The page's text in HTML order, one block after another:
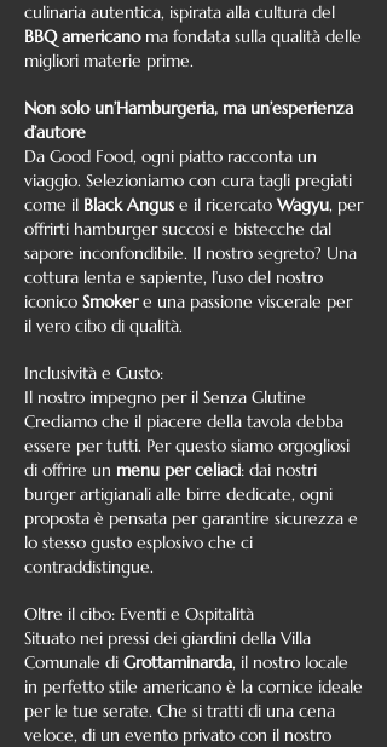
culinaria autentica, ispirata alla cultura del
BBQ americano ma fondata sulla qualità delle
migliori materie prime.
Non solo un’Hamburgeria, ma un’esperienza
d’autore
​Da Good Food, ogni piatto racconta un
viaggio. Selezioniamo con cura tagli pregiati
come il Black Angus e il ricercato Wagyu, per
offrirti hamburger succosi e bistecche dal
sapore inconfondibile. Il nostro segreto? Una
cottura lenta e sapiente, l’uso del nostro
iconico Smokere una passione viscerale per
il vero cibo di qualità.
​Inclusività e Gusto:
Il nostro impegno per il Senza Glutine
​Crediamo che il piacere della tavola debba
essere per tutti. Per questo siamo orgogliosi
di offrire un menu per celiaci: dai nostri
burger artigianali alle birre dedicate, ogni
proposta è pensata per garantire sicurezza e
lo stesso gusto esplosivo che ci
contraddistingue.
​Oltre il cibo: Eventi e Ospitalità
​Situato nei pressi dei giardini della Villa
Comunale di Grottaminarda, il nostro locale
in perfetto stile americano è la cornice ideale
per le tue serate. Che si tratti di una cena
veloce, di un evento privato con il nostro